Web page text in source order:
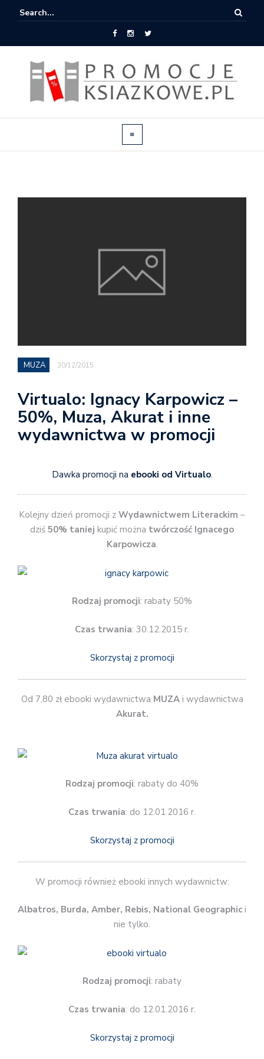
MUZA 30/12/2015
Virtualo: Ignacy Karpowicz –
50%, Muza, Akurat i inne
wydawnictwa w promocji
Dawka promocji na ebooki od Virtualo.
Kolejny dzień promocji z Wydawnictwem Literackim –
dziś 50% taniej kupić można twórczość Ignacego
Karpowicza.
Rodzaj promocji: rabaty 50%
Czas trwania: 30.12.2015 r.
Skorzystaj z promocji
Od 7,80 zł ebooki wydawnictwa MUZAi wydawnictwa
Akurat.
Rodzaj promocji: rabaty do 40%
Czas trwania: do 12.01.2016 r.
Skorzystaj z promocji
W promocji również ebooki innych wydawnictw:
Albatros, Burda, Amber, Rebis, National Geographic i
nie tylko.
Rodzaj promocji: rabaty
Czas trwania: do 12.01.2016 r.
Skorzystaj z promocji